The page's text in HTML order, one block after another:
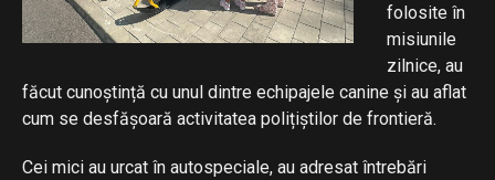
folosite în
misiunile
zilnice, au
făcut cunoștință cu unul dintre echipajele canine și au aflat
cum se desfășoară activitatea polițiștilor de frontieră.
Cei mici au urcat în autospeciale, au adresat întrebări